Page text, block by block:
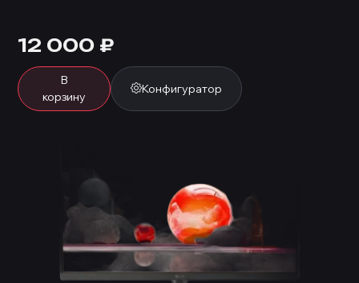
12 000 ₽
В
корзину
Конфигуратор